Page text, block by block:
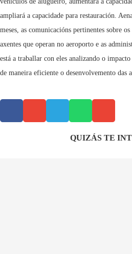
ampliará a capacidade para restauración.
meses, as comunicacións pertinentes sobre os
axentes que operan no aeroporto e as
está a traballar con eles analizando o
de maneira eficiente o desenvolvemento das
QUIZÁS TE